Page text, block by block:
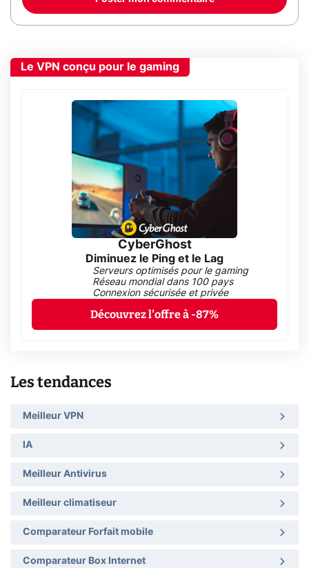
Le VPN conçu pour le gaming
CyberGhost
Diminuez le Ping et le Lag
Serveurs optimisés pour le gaming
Réseau mondial dans 100 pays
Connexion sécurisée et privée
Découvrez l'offre à -87%
Les tendances
Meilleur VPN
IA
Meilleur Antivirus
Meilleur climatiseur
Comparateur Forfait mobile
Comparateur Box Internet